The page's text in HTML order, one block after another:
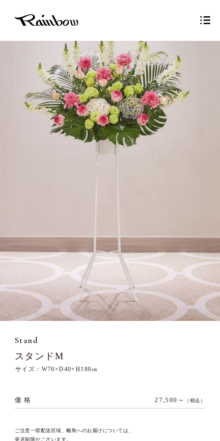
Stand
スタンドM
サイズ：W70×D40×H180㎝
価 格 27,500～ （税込）
ご注意一部配送区域、離島へのお届けについては、
発送制限がございます。
Copyright © Rainbow inc.,ltd all right reserved.
Sitemap Privacy Policy Contact